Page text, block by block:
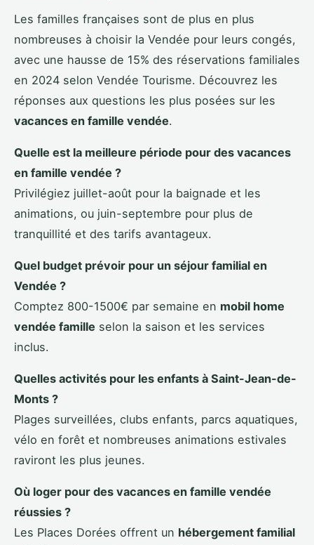
Les familles françaises sont de plus en plus
nombreuses à choisir la Vendée pour leurs congés,
avec une hausse de 15% des réservations familiales
en 2024 selon Vendée Tourisme. Découvrez les
réponses aux questions les plus posées sur les
vacances en famille vendée.
Quelle est la meilleure période pour des vacances
en famille vendée ?
Privilégiez juillet-août pour la baignade et les
animations, ou juin-septembre pour plus de
tranquillité et des tarifs avantageux.
Quel budget prévoir pour un séjour familial en
Vendée ?
Comptez 800-1500€ par semaine en mobil home
vendée famille selon la saison et les services
inclus.
Quelles activités pour les enfants à Saint-Jean-de-
Monts ?
Plages surveillées, clubs enfants, parcs aquatiques,
vélo en forêt et nombreuses animations estivales
raviront les plus jeunes.
Où loger pour des vacances en famille vendée
réussies ?
Les Places Dorées offrent un hébergement familial